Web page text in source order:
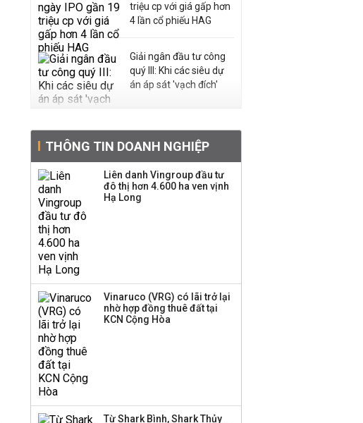
triệu cp với giá gấp hơn
4 lần cổ phiếu HAG
Giải ngân đầu tư công
quý III: Khi các siêu dự
án áp sát 'vạch đích'
triển quỹ hưu trí: Từ tiết
kiệm gia đình thành
nguồn cấp vốn dài hạn
và kinh nghiệm từ
Malaysia
Iran xem xét cấm tàu
VPBankS xin từ nhiệm
THÔNG TIN DOANH NGHIỆP
Liên danh Vingroup đầu tư
đô thị hơn 4.600 ha ven vịnh
Hạ Long
Vinaruco (VRG) có lãi trở lại
nhờ hợp đồng thuê đất tại
KCN Cộng Hòa
Từ Shark Bình, Shark Thủy